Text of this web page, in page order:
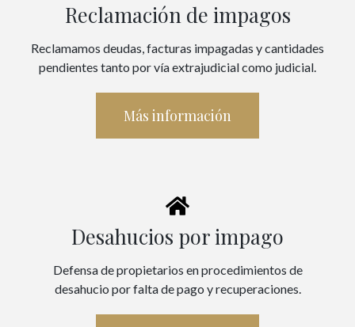
Reclamación de impagos
Reclamamos deudas, facturas impagadas y cantidades
pendientes tanto por vía extrajudicial como judicial.
Más información
Desahucios por impago
Defensa de propietarios en procedimientos de
desahucio por falta de pago y recuperaciones.